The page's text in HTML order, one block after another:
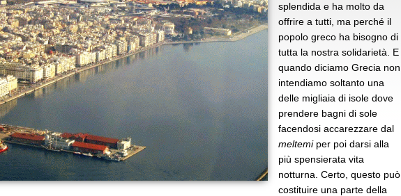
splendida e ha molto da
offrire a tutti, ma perché il
popolo greco ha bisogno di
tutta la nostra solidarietà. E
quando diciamo Grecia non
intendiamo soltanto una
delle migliaia di isole dove
prendere bagni di sole
facendosi accarezzare dal
meltemiper poi darsi alla
più spensierata vita
notturna. Certo, questo può
costituire una parte della